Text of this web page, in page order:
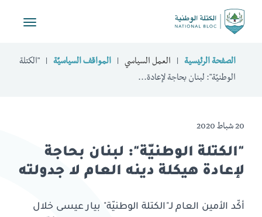
Toggle
الصفحة الرئيسية العمل السياسي المواقف السياسيّة
"الكتلة
الوطنيّة": لبنان بحاجة لإعادة...
20 شباط 2020
"الكتلة الوطنيّة": لبنان بحاجة
لإعادة هيكلة دينه العام لا جدولته
أكّد الأمين العام لـ"الكتلة الوطنيّة" بيار عيسى خلال